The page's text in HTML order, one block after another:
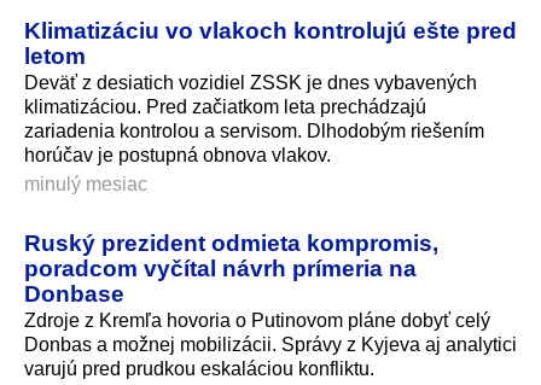
Klimatizáciu vo vlakoch kontrolujú ešte pred
letom
Deväť z desiatich vozidiel ZSSK je dnes vybavených
klimatizáciou. Pred začiatkom leta prechádzajú
zariadenia kontrolou a servisom. Dlhodobým riešením
horúčav je postupná obnova vlakov.
minulý mesiac
Ruský prezident odmieta kompromis,
poradcom vyčítal návrh prímeria na
Donbase
Zdroje z Kremľa hovoria o Putinovom pláne dobyť celý
Donbas a možnej mobilizácii. Správy z Kyjeva aj analytici
varujú pred prudkou eskaláciou konfliktu.